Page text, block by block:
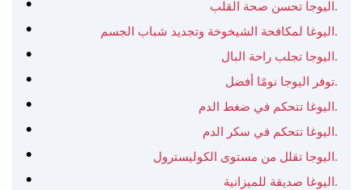
اليوجا تحسن صحة القلب.
اليوغا لمكافحة الشيخوخة وتجديد شباب الجسم.
اليوجا تجلب راحة البال.
توفر اليوجا نومًا أفضل.
اليوغا تتحكم في ضغط الدم.
اليوغا تتحكم في سكر الدم.
اليوجا تقلل من مستوى الكوليسترول.
اليوغا صديقة للميزانية.